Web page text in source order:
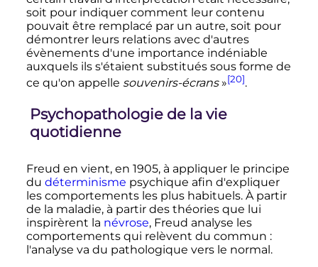
soit pour indiquer comment leur contenu
pouvait être remplacé par un autre, soit pour
démontrer leurs relations avec d'autres
évènements d'une importance indéniable
auxquels ils s'étaient substitués sous forme de
ce qu'on appelle souvenirs-écrans »[20].
Psychopathologie de la vie
quotidienne
Freud en vient, en 1905, à appliquer le principe
du déterminisme psychique afin d'expliquer
les comportements les plus habituels. À partir
de la maladie, à partir des théories que lui
inspirèrent la névrose, Freud analyse les
comportements qui relèvent du commun :
l'analyse va du pathologique vers le normal .